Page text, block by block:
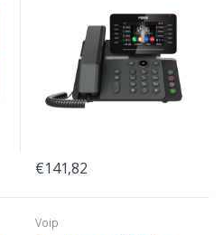
€141,82
Voip